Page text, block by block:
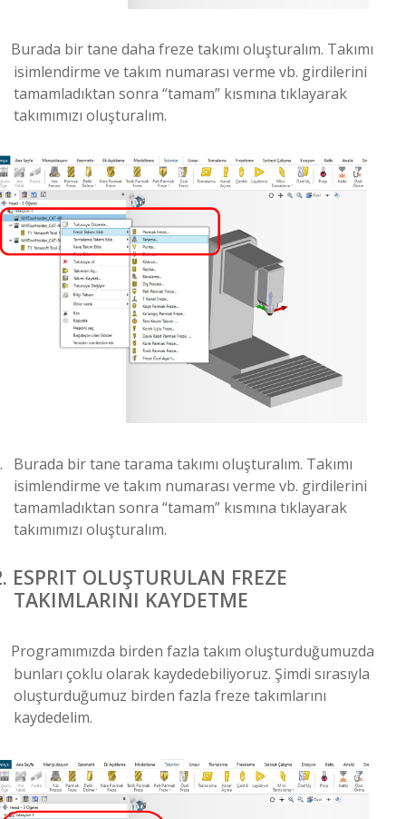
Burada bir tane daha freze takımı oluşturalım. Takımı
isimlendirme ve takım numarası verme vb. girdilerini
tamamladıktan sonra “tamam” kısmına tıklayarak
takımımızı oluşturalım.
Burada bir tane tarama takımı oluşturalım. Takımı
isimlendirme ve takım numarası verme vb. girdilerini
tamamladıktan sonra “tamam” kısmına tıklayarak
takımımızı oluşturalım.
ESPRIT OLUŞTURULAN FREZE
TAKIMLARINI KAYDETME
Programımızda birden fazla takım oluşturduğumuzda
bunları çoklu olarak kaydedebiliyoruz. Şimdi sırasıyla
oluşturduğumuz birden fazla freze takımlarını
kaydedelim.